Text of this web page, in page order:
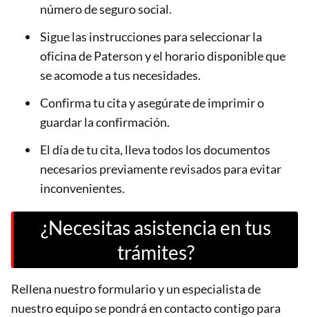
número de seguro social.
Sigue las instrucciones para seleccionar la
oficina de Paterson y el horario disponible que
se acomode a tus necesidades.
Confirma tu cita y asegúrate de imprimir o
guardar la confirmación.
El día de tu cita, lleva todos los documentos
necesarios previamente revisados para evitar
inconvenientes.
¿Necesitas asistencia en tus
trámites?
Rellena nuestro formulario y un especialista de
nuestro equipo se pondrá en contacto contigo para